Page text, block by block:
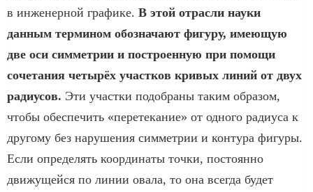
в инженерной графике. В этой отрасли науки
данным термином обозначают фигуру, имеющую
две оси симметрии и построенную при помощи
сочетания четырёх участков кривых линий от двух
радиусов. Эти участки подобраны таким образом,
чтобы обеспечить «перетекание» от одного радиуса к
другому без нарушения симметрии и контура фигуры.
Если определять координаты точки, постоянно
движущейся по линии овала, то она всегда будет